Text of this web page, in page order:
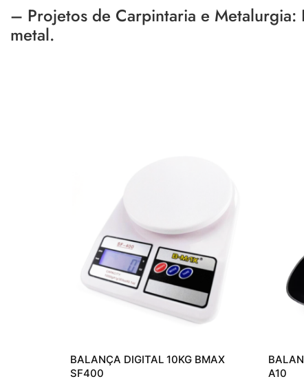
– Projetos de Carpintaria e Metalurgia:
metal.
BALANÇA DIGITAL 10KG BMAX
SF400
A10